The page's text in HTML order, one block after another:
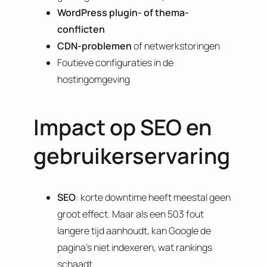
WordPress plugin- of thema-
conflicten
CDN-problemenof netwerkstoringen
Foutieve configuraties in de
hostingomgeving
Impact op SEO en
gebruikerservaring
SEO: korte downtime heeft meestal geen
groot effect. Maar als een 503 fout
langere tijd aanhoudt, kan Google de
pagina’s niet indexeren, wat rankings
schaadt.